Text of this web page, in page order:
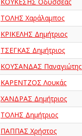
ΤΟΛΗΣ Χαράλαμπος
ΚΡΙΚΕΛΗΣ Δημήτριος
ΤΣΕΓΚΑΣ Δημήτριος
ΚΟΥΣΑΝΔΑΣ Παναγιώτης
ΚΑΡΕΝΤΖΟΣ Λουκάς
ΧΑΝΔΡΑΣ Δημήτριος
ΤΟΛΗΣ Δημήτριος
ΠΑΠΠΑΣ Χρήστος